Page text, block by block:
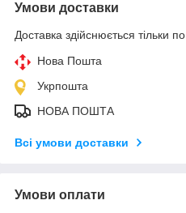
Умови доставки
Доставка здійснюється тільки
Нова Пошта
Укрпошта
НОВА ПОШТА
Всі умови доставки
Умови оплати